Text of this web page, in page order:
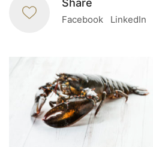
Share
Facebook LinkedIn